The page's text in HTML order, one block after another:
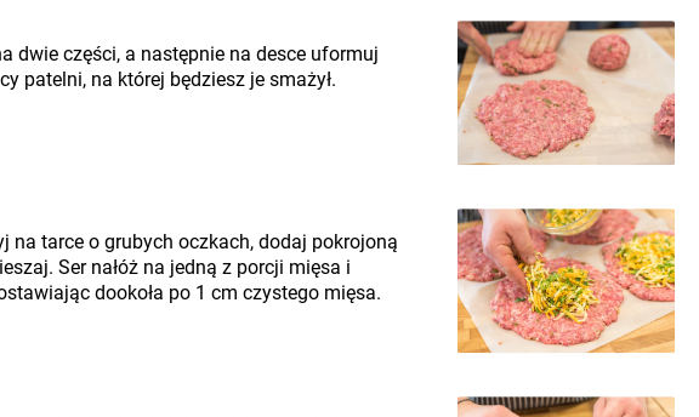
dwie części, a następnie na desce uformuj
patelni, na której będziesz je smażył.
na tarce o grubych oczkach, dodaj pokrojoną
Ser nałóż na jedną z porcji mięsa i
dookoła po 1 cm czystego mięsa.